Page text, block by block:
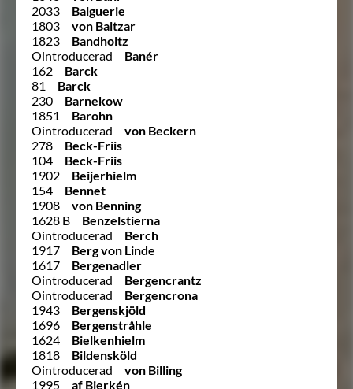
2033
Balguerie
1803
von Baltzar
1823
Bandholtz
Ointroducerad
Banér
162
Barck
81
Barck
230
Barnekow
1851
Barohn
Ointroducerad
von Beckern
278
Beck-Friis
104
Beck-Friis
1902
Beijerhielm
154
Bennet
1908
von Benning
1628 B
Benzelstierna
Ointroducerad
Berch
1917
Berg von Linde
1617
Bergenadler
Ointroducerad
Bergencrantz
Ointroducerad
Bergencrona
1943
Bergenskjöld
1696
Bergenstråhle
1624
Bielkenhielm
1818
Bildensköld
Ointroducerad
von Billing
1995
af Bjerkén